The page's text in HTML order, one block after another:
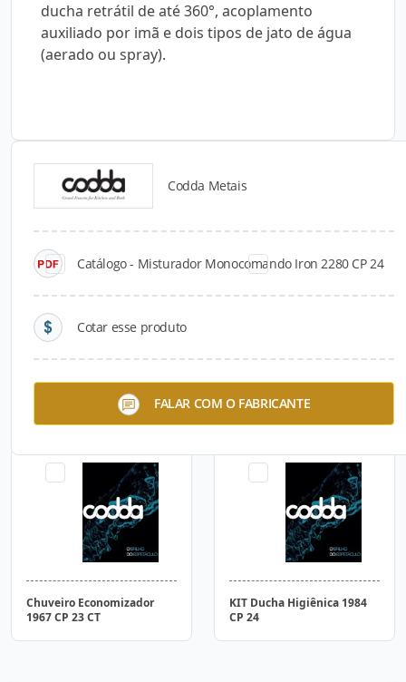
ducha retrátil de até 360°, acoplamento
auxiliado por imã e dois tipos de jato de água
(aerado ou spray).
Codda Metais
Catálogo - Misturador Monocomando Iron 2280 CP 24
Cotar esse produto
FALAR COM O FABRICANTE
Catálogos para Download
Dispenser de Sabonete ou
Monocomando 4493 X Press
Chuveiro Economizador
1967 CP 23 CT
KIT Ducha Higiênica 1984
CP 24